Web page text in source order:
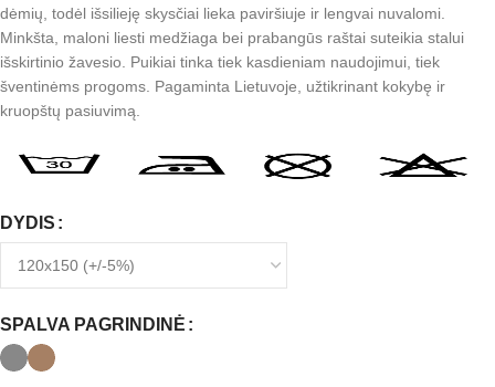
dėmių, todėl išsilieję skysčiai lieka paviršiuje ir lengvai nuvalomi.
Minkšta, maloni liesti medžiaga bei prabangūs raštai suteikia stalui
išskirtinio žavesio. Puikiai tinka tiek kasdieniam naudojimui, tiek
šventinėms progoms. Pagaminta Lietuvoje, užtikrinant kokybę ir
kruopštų pasiuvimą.
DYDIS
SPALVA PAGRINDINĖ